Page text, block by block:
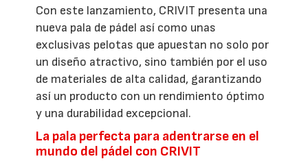
Con este lanzamiento, CRIVIT presenta una
nueva pala de pádel así como unas
exclusivas pelotas que apuestan no solo por
un diseño atractivo, sino también por el uso
de materiales de alta calidad, garantizando
así un producto con un rendimiento óptimo
y una durabilidad excepcional.
La pala perfecta para adentrarse en el
mundo del pádel con CRIVIT